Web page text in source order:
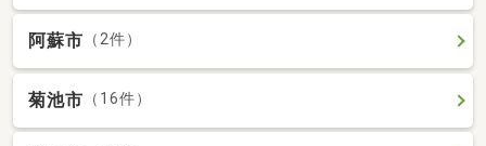
阿蘇市 （2件）
菊池市 （16件）